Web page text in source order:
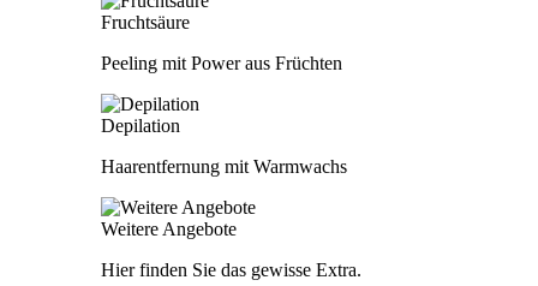
Fruchtsäure
Peeling mit Power aus Früchten
Depilation
Haarentfernung mit Warmwachs
Weitere Angebote
Hier finden Sie das gewisse Extra.